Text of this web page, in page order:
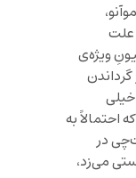
علت
ویژه‌ی
به
در
می‌زد،